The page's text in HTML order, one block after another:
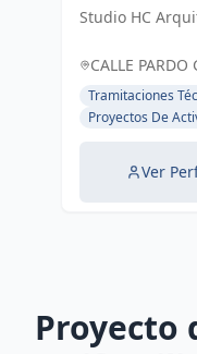
Studio HC
CALLE
(ALACANT),
Tramitaciones
Proyectos De
Ver
Proyecto